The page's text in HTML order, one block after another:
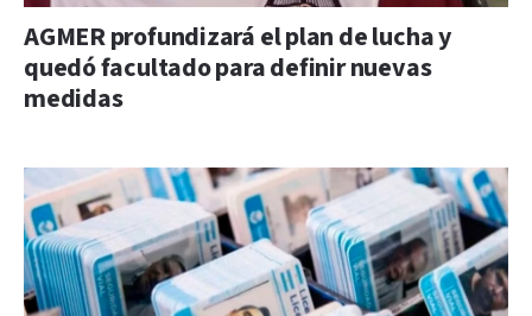
AGMER profundizará el plan de lucha y
quedó facultado para definir nuevas
medidas